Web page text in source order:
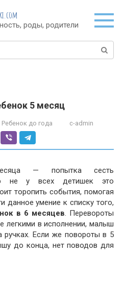
роды, родители
5 месяц
Ребенок до года c-admin
— попытка сесть
не у всех детишек это
торопить события, помогая
данное умение к списку того,
в 6 месяцев. Перевороты
легкими в исполнении, малыш
ручках. Если же повороты в 5
до конца, нет поводов для